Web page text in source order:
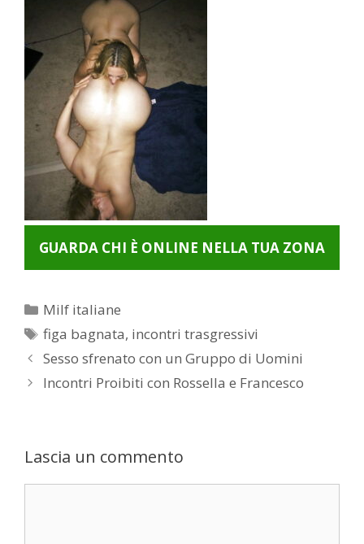
GUARDA CHI È ONLINE NELLA TUA ZONA
Categorie
Milf italiane
Tag
figa bagnata, incontri trasgressivi
Post
navigation
Sesso sfrenato con un Gruppo di Uomini
Incontri Proibiti con Rossella e Francesco
Lascia un commento